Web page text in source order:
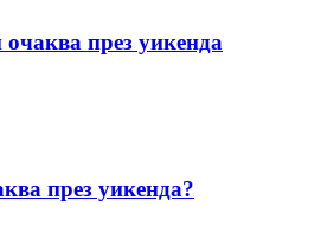
през уикенда
през уикенда?